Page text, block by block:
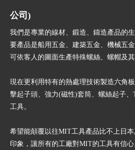
公司)
我們是專業的線材、鍛造、鑄造產品的
要產品是船用五金、建築五金、機械五
可依客人的圖面生產特殊螺絲、螺帽及其
現在更利用特有的熱處理技術製造六角
擊起子頭、強力(磁性)套筒、螺絲起子
工具。
希望能顛覆以往MIT工具產品比不上日
印象，讓所有的工廠對MIT的工具有信心